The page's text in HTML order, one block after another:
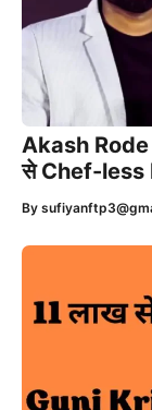
Akash
से Chef-less
By